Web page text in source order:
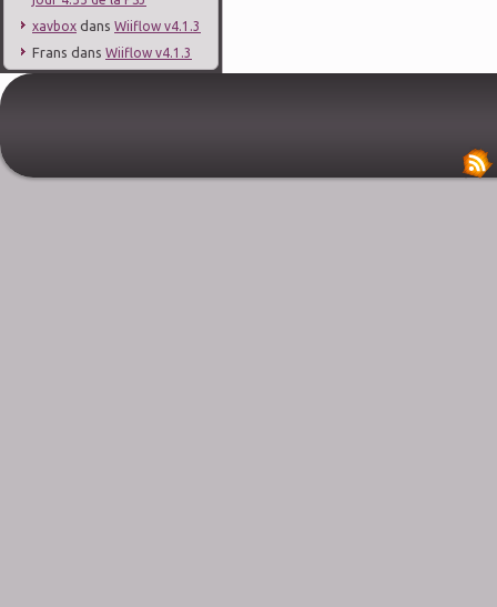
xavbox dans Wiiflow v4.1.3
Frans dans Wiiflow v4.1.3